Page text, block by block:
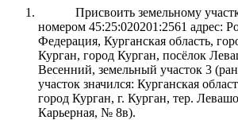
Присвоить земельному
номером 45:25:020201:2561 адрес:
Федерация, Курганская область,
Курган, город Курган, посёлок
Весенний, земельный участок 3
участок значился: Курганская
город Курган, г. Курган, тер.
Карьерная, № 8в).